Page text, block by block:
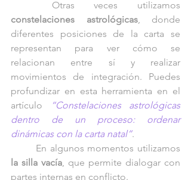
constelaciones astrológicas, donde
diferentes posiciones de la carta se
representan para ver cómo se
relacionan entre sí y realizar
movimientos de integración. Puedes
profundizar en esta herramienta en el
artículo
“Constelaciones astrológicas
dentro de un proceso: ordenar
dinámicas con la carta natal”.
la silla vacía, que permite dialogar con
partes internas en conflicto.